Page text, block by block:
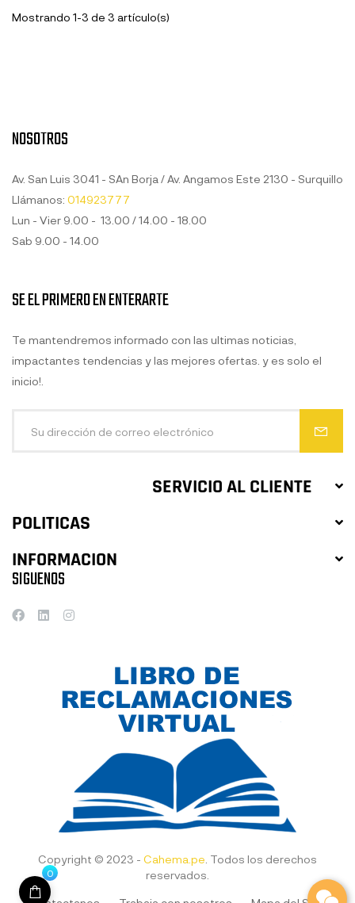
Mostrando 1-3 de 3 artículo(s)
NOSOTROS
Av. San Luis 3041 - SAn Borja / Av. Angamos Este 2130 - Surquillo
Llámanos: 014923777
Lun - Vier 9.00 - 13.00 / 14.00 - 18.00
Sab 9.00 - 14.00
SERVICIO AL CLIENTE
POLITICAS
INFORMACION
SE EL PRIMERO EN ENTERARTE
Te mantendremos informado con las ultimas noticias,
impactantes tendencias y las mejores ofertas. y es solo el
inicio!.
SIGUENOS
Copyright © 2023 - Cahema.pe . Todos los derechos
reservados.
0